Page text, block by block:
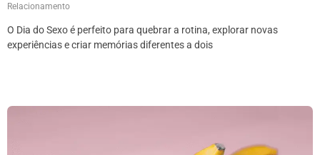
Relacionamento
O Dia do Sexo é perfeito para quebrar a rotina, explorar novas
experiências e criar memórias diferentes a dois